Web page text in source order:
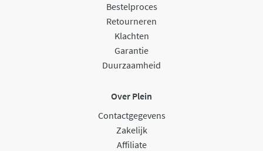
Bestelproces
Retourneren
Klachten
Garantie
Duurzaamheid
Over Plein
Contactgegevens
Zakelijk
Affiliate